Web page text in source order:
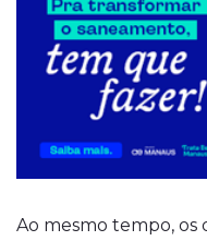
Ao mesmo tempo,